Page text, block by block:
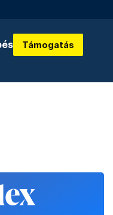
Támogatás